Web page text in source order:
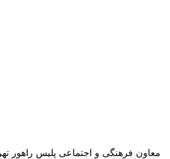
معاون فرهنگی و اجتماعی پلیس راهور